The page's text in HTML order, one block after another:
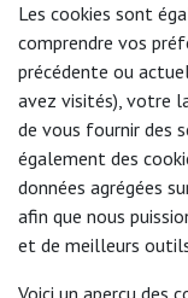
Les cookies sont
comprendre vos
précédente ou
avez visités), votre
de vous fournir des
également des
données agrégées
afin que nous
et de meilleurs
Voici un aperçu des